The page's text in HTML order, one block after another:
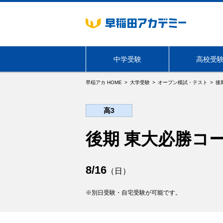
中学受験 高校受
学年・コース
早稲アカ HOME 大学受験 オープン模試・テスト 後
高3
後期 東大必勝コ
8/16 （日）
別日受験・自宅受験が可能です。